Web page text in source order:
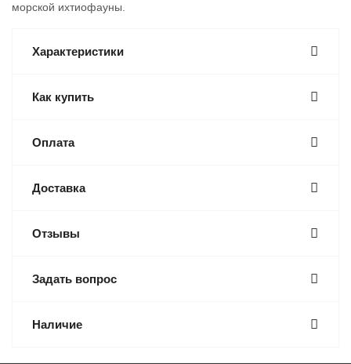
морской ихтиофауны.
Характеристики
Как купить
Оплата
Доставка
Отзывы
Задать вопрос
Наличие